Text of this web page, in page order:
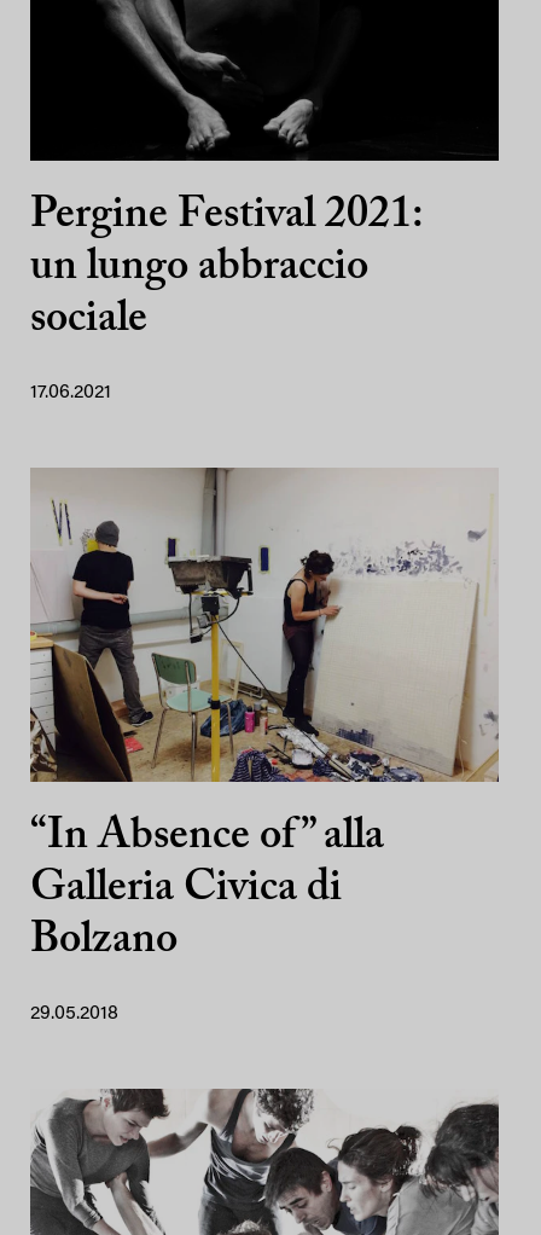
Pergine Festival 2021:
un lungo abbraccio
sociale
17.06.2021
“In Absence of” alla
Galleria Civica di
Bolzano
29.05.2018